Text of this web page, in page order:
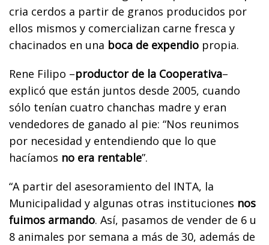
cria cerdos a partir de granos producidos por
ellos mismos y comercializan carne fresca y
chacinados en una boca de expendio propia.
Rene Filipo –productor de la Cooperativa–
explicó que están juntos desde 2005, cuando
sólo tenían cuatro chanchas madre y eran
vendedores de ganado al pie: “Nos reunimos
por necesidad y entendiendo que lo que
hacíamos no era rentable”.
“A partir del asesoramiento del INTA, la
Municipalidad y algunas otras instituciones nos
fuimos armando. Así, pasamos de vender de 6 u
8 animales por semana a más de 30, además de